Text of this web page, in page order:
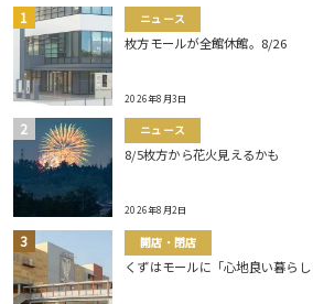
ニュース
枚方モールが全館休館。8/26
2026年8月3日
ニュース
8/5枚方から花火見えるかも
2026年8月2日
開店・閉店
くずはモールに「心地良い暮ら